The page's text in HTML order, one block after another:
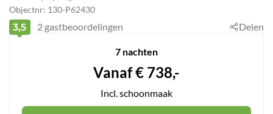
Objectnr: 130-P62430
3,5 2gastbeoordelingen Delen
7 nachten
Vanaf€ 738,-
Incl. schoonmaak